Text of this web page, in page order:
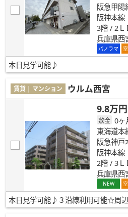
阪急甲陽
阪神本線
3階 / 2Ｌ
兵庫県西
パノラマ
本日見学可能♪
賃貸 | マンション ウルム西宮
9.8万円
敷金 0ヶ
東海道本
阪急神戸
阪神本線
2階 / 3Ｌ
兵庫県西
NEW
本日見学可能♪３沿線利用可能☆周